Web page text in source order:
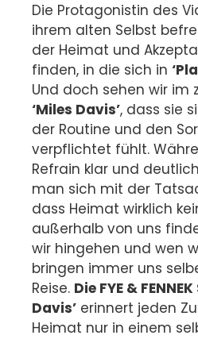
Die Protagonistin des
ihrem alten Selbst
der Heimat und
finden, in die sich in
Und doch sehen wir im
‘Miles Davis’, dass sie
der Routine und den
verpflichtet fühlt.
Refrain klar und
man sich mit der
dass Heimat wirklich
außerhalb von uns
wir hingehen und wen
bringen immer uns
Reise. Die FYE &
Davis’ erinnert jeden
Heimat nur in einem